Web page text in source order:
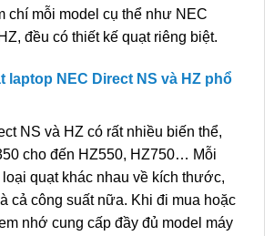
chí mỗi model cụ thể như NEC
đều có thiết kế quạt riêng biệt.
laptop NEC Direct NS và HZ phổ
NS và HZ có rất nhiều biến thể,
cho đến HZ550, HZ750… Mỗi
quạt khác nhau về kích thước,
cả công suất nữa. Khi đi mua hoặc
nhớ cung cấp đầy đủ model máy